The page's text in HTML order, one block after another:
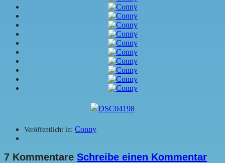
Veröffentlicht in: Conny
7 Kommentare Schreibe einen Kommentar